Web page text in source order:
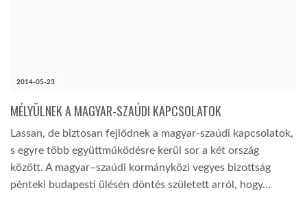
2014-05-23
MÉLYÜLNEK A MAGYAR-SZAÚDI KAPCSOLATOK
Lassan, de biztosan fejlődnek a magyar-szaúdi kapcsolatok,
s egyre több együttműködésre kerül sor a két ország
között. A magyar–szaúdi kormányközi vegyes bizottság
pénteki budapesti ülésén döntés született arról, hogy…